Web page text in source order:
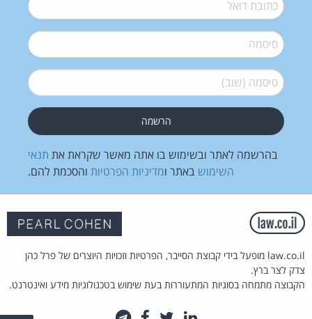
סיסמה*
סיסמה (שוב)*
בהרשמה לאתר ובשימוש בו אתה מאשר שקראת את תנאי
השימוש באתר ומדיניות הפרטיות והסכמת להם.
law.co.il מופעל בידי קבוצת הסייבר, הפרטיות וזכויות היוצרים של פרל כהן
צדק לצר ברץ.
הקבוצה מתמחה בסוגיות המתעוררות בעת שימוש בטכנולוגיות מידע ואינטרנט.